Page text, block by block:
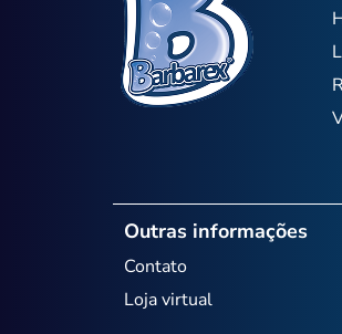
Outras informações
Contato
Loja virtual